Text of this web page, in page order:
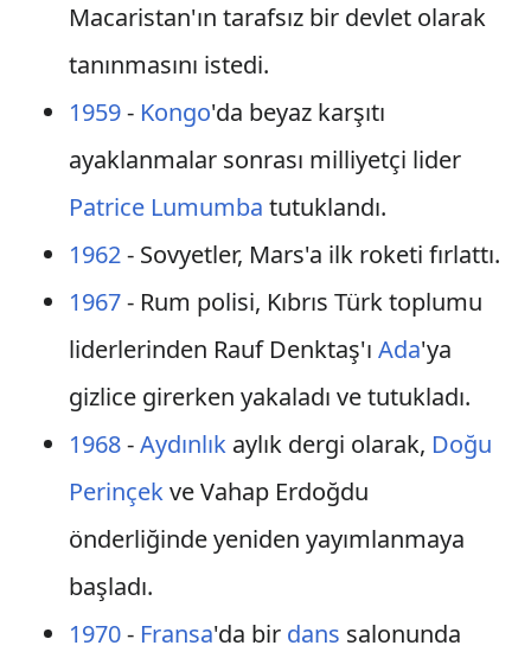
Macaristan'ın tarafsız bir devlet olarak
tanınmasını istedi.
1959- Kongo'da beyaz karşıtı
ayaklanmalar sonrası milliyetçi lider
Patrice Lumumba tutuklandı.
1962- Sovyetler, Mars'a ilk roketi fırlattı.
1967- Rum polisi, Kıbrıs Türk toplumu
liderlerinden Rauf Denktaş'ı Ada'ya
gizlice girerken yakaladı ve tutukladı.
1968-Aydınlıkaylık dergi olarak, Doğu
Perinçekve Vahap Erdoğdu
önderliğinde yeniden yayımlanmaya
başladı.
1970- Fransa'da bir dans salonunda